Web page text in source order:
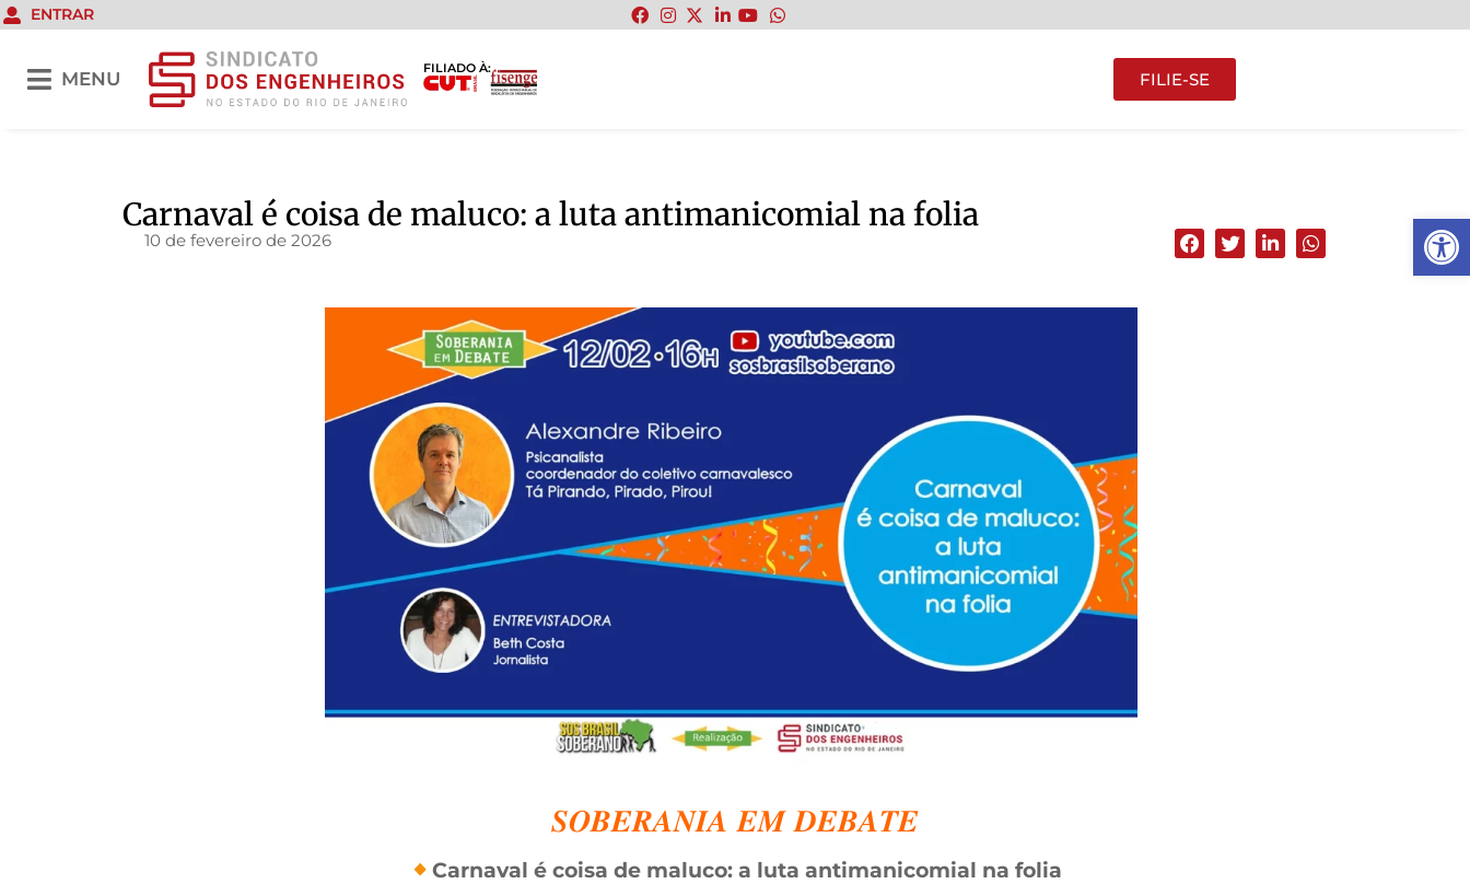
Abrir
ENTRAR
MENU
FILIADO À:
FILIE-SE
Carnaval é coisa de maluco: a luta antimanicomial na folia
10 de fevereiro de 2026
𝑺𝑶𝑩𝑬𝑹𝑨𝑵𝑰𝑨 𝑬𝑴 𝑫𝑬𝑩𝑨𝑻𝑬
Carnaval é coisa de maluco: a luta antimanicomial na folia